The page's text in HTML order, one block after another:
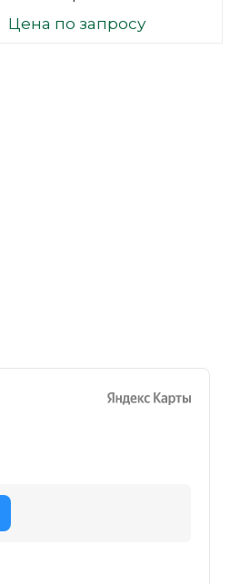
(ФОФ) 35 мм 2500х1500
мм F/W сорт 1/1
Цена по запросу